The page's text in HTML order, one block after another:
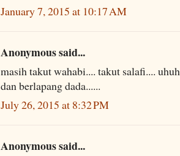
January 7, 2015 at 10:17 AM
Anonymous said...
masih takut wahabi.... takut salafi....
dan berlapang dada......
July 26, 2015 at 8:32 PM
Anonymous said...